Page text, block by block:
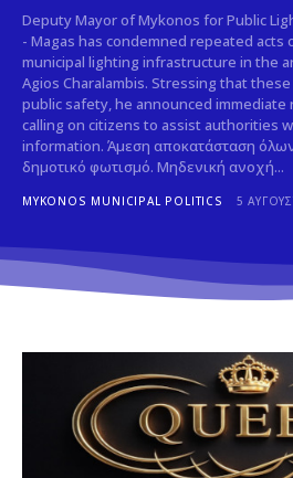
Deputy Mayor of Mykonos for Public
- Magas has condemned repeated acts
municipal lighting infrastructure in the
Agios Charalambis. Stressing that
public safety, he announced
calling on citizens to assist authorities
information. Άμεση αποκατάσταση όλων των ζημιών στον
δημοτικό φωτισμό. Μηδενική ανοχή...
MYKONOS MUNICIPAL POLITICS 5